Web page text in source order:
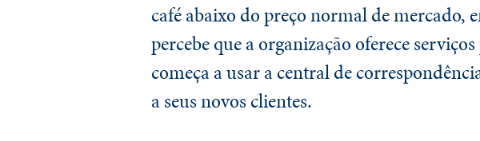
café abaixo do preço normal de
percebe que a organização oferece
começa a usar a central de
a seus novos clientes.